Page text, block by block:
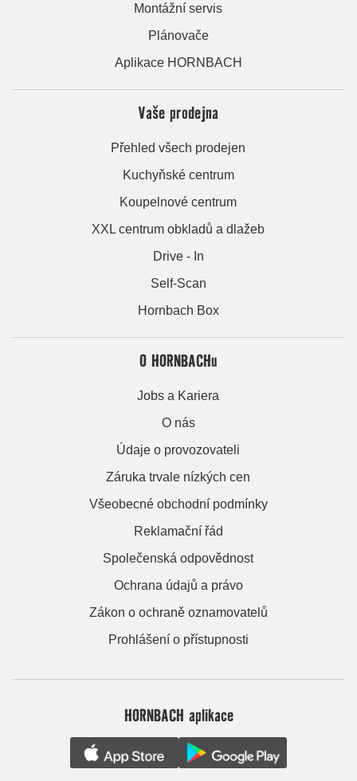
Montážní servis
Plánovače
Aplikace HORNBACH
Vaše prodejna
Přehled všech prodejen
Kuchyňské centrum
Koupelnové centrum
XXL centrum obkladů a dlažeb
Drive - In
Self-Scan
Hornbach Box
O HORNBACHu
Jobs a Kariera
O nás
Údaje o provozovateli
Záruka trvale nízkých cen
Všeobecné obchodní podmínky
Reklamační řád
Společenská odpovědnost
Ochrana údajů a právo
Zákon o ochraně oznamovatelů
Prohlášení o přístupnosti
HORNBACH aplikace